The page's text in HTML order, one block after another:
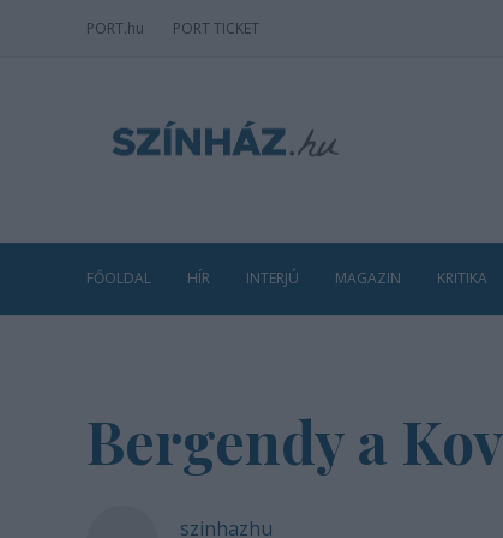
PORT.hu PORT TICKET
FŐOLDAL HÍR INTERJÚ MAGAZIN KRITIKA
Bergendy a
szinhazhu